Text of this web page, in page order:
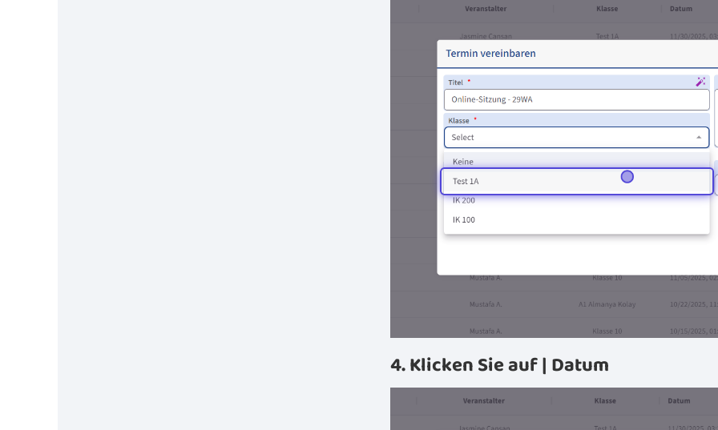
4. Klicken Sie auf | Datum